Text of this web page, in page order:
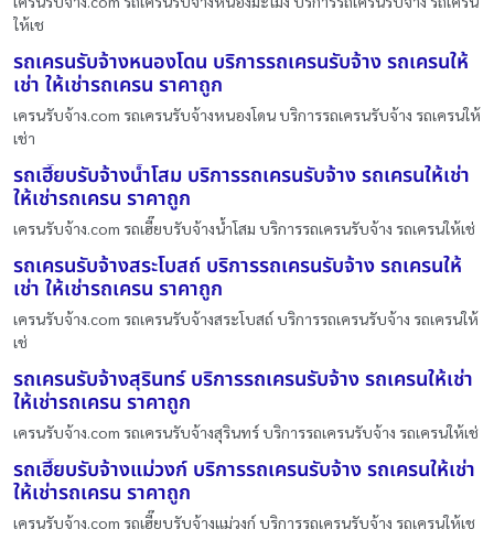
ให้เช
รถเครนรับจ้างหนองโดน บริการรถเครนรับจ้าง รถเครนให้
เช่า ให้เช่ารถเครน ราคาถูก
เครนรับจ้าง.com รถเครนรับจ้างหนองโดน บริการรถเครนรับจ้าง รถเครนให้
เช่า
รถเฮี๊ยบรับจ้างน้ำโสม บริการรถเครนรับจ้าง รถเครนให้เช่า
ให้เช่ารถเครน ราคาถูก
เครนรับจ้าง.com รถเฮี๊ยบรับจ้างน้ำโสม บริการรถเครนรับจ้าง รถเครนให้เช่
รถเครนรับจ้างสระโบสถ์ บริการรถเครนรับจ้าง รถเครนให้
เช่า ให้เช่ารถเครน ราคาถูก
เครนรับจ้าง.com รถเครนรับจ้างสระโบสถ์ บริการรถเครนรับจ้าง รถเครนให้
เช่
รถเครนรับจ้างสุรินทร์ บริการรถเครนรับจ้าง รถเครนให้เช่า
ให้เช่ารถเครน ราคาถูก
เครนรับจ้าง.com รถเครนรับจ้างสุรินทร์ บริการรถเครนรับจ้าง รถเครนให้เช่
รถเฮี๊ยบรับจ้างแม่วงก์ บริการรถเครนรับจ้าง รถเครนให้เช่า
ให้เช่ารถเครน ราคาถูก
เครนรับจ้าง.com รถเฮี๊ยบรับจ้างแม่วงก์ บริการรถเครนรับจ้าง รถเครนให้เช